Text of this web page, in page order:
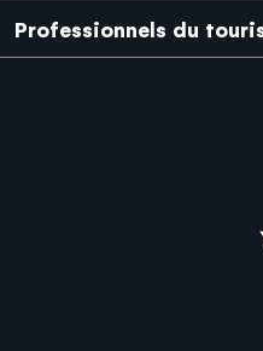
Professionnels du